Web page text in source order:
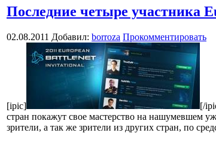
Последние четыре участника
02.08.2011 Добавил: borroza Прокомментировать
[ipic]
[/
стран покажут свое мастерство на нашумевшем
зрители, а так же зрители из других стран, по